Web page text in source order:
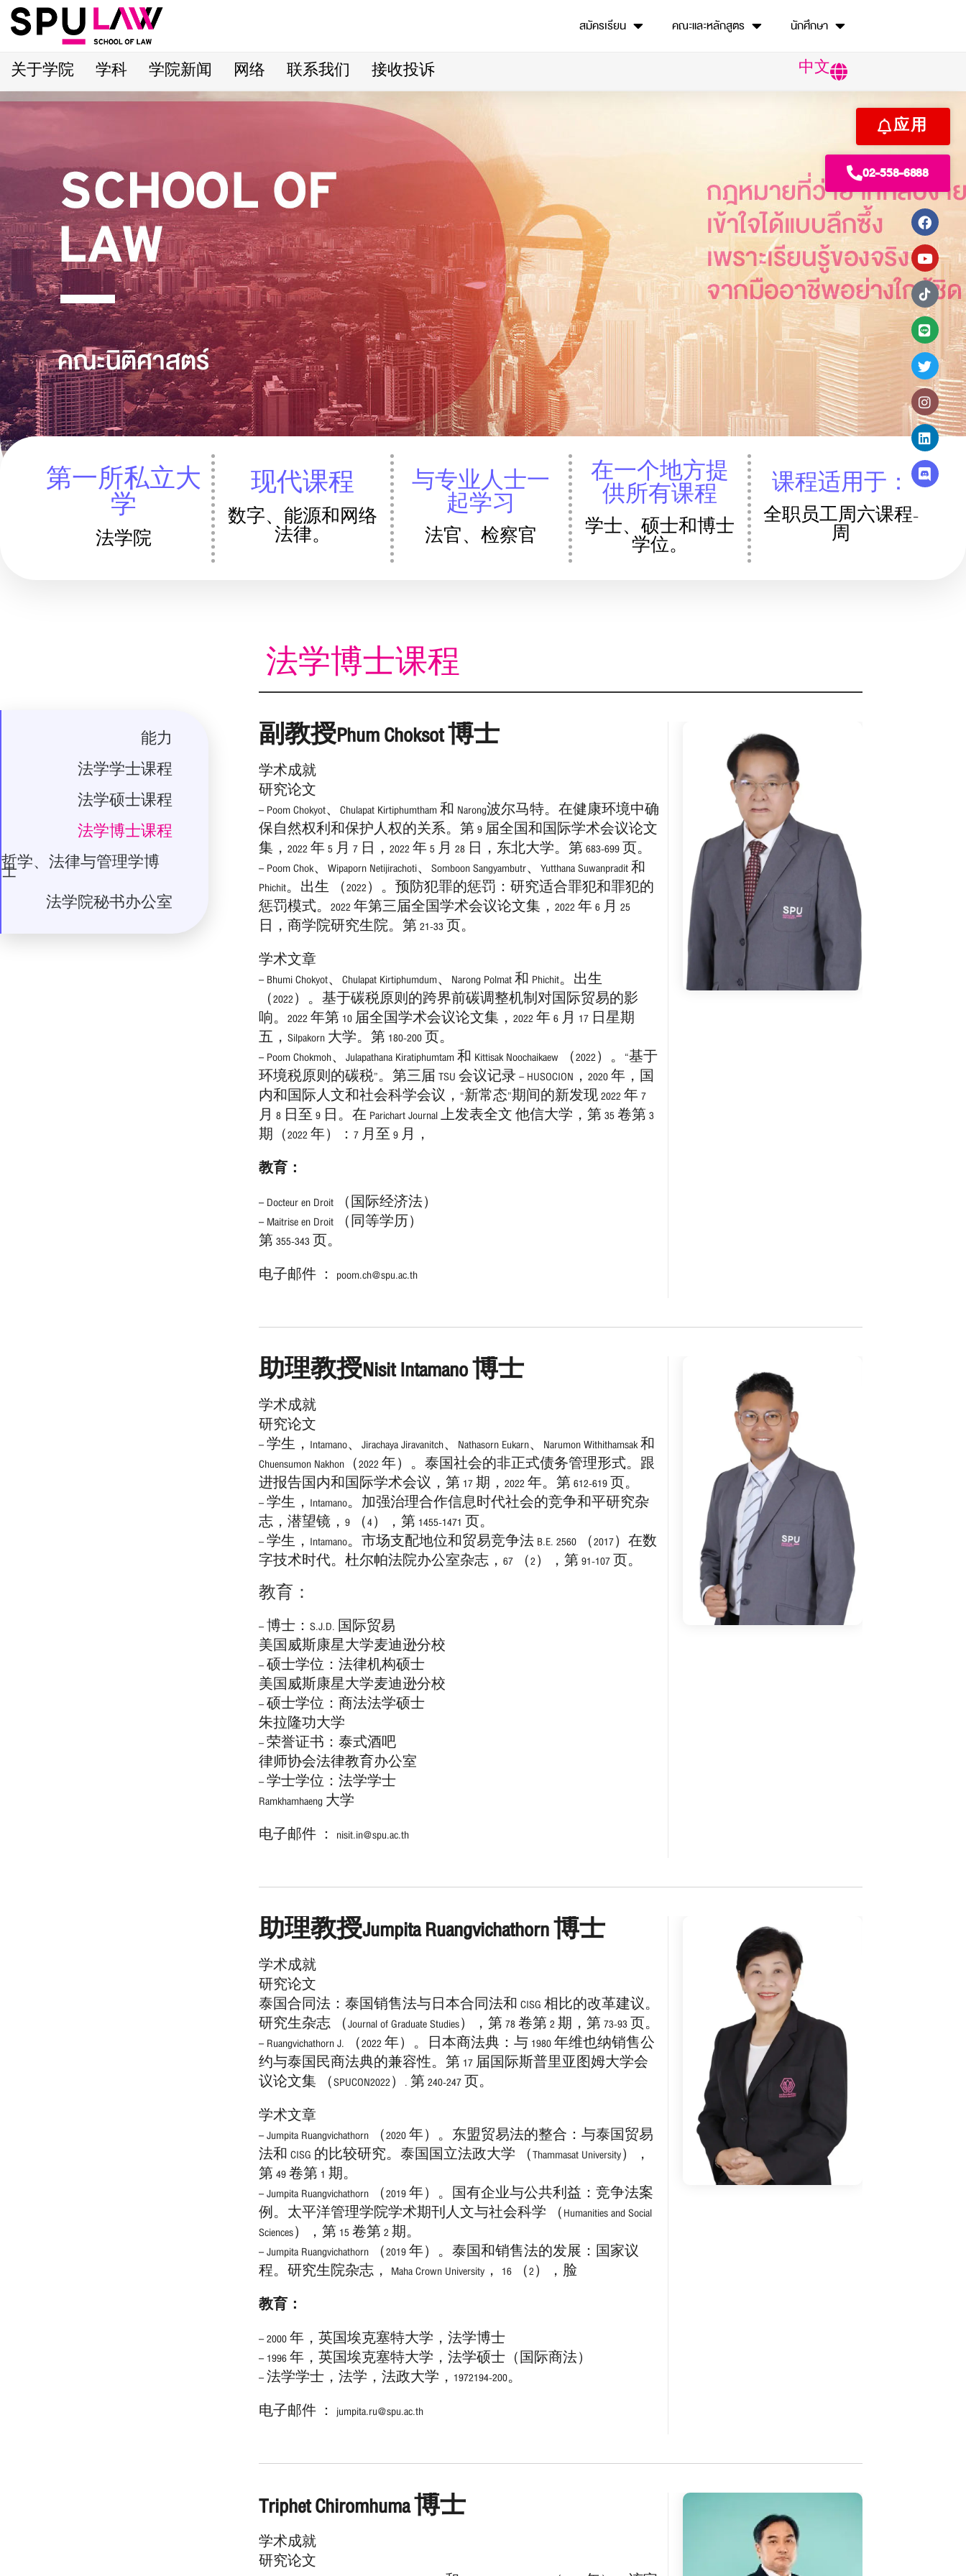
สมัครเรียน คณะและหลักสูตร นักศึกษา
关于学院 学科 学院新闻 网络 联系我们 接收投诉 中文
应用
02-558-6888
第一所私立大
学
法学院
现代课程
数字、能源和网络
法律。
与专业人士一
起学习
法官、检察官
在一个地方提
供所有课程
学士、硕士和博士
学位。
课程适用于：
全职员工周六课程-
周
能力
法学学士课程
法学硕士课程
法学博士课程
哲学、法律与管理学博
士
法学院秘书办公室
法学博士课程
副教授Phum Choksot 博士
学术成就
研究论文
– Poom Chokyot、Chulapat Kirtiphumtham 和 Narong波尔马特。在健康环境中确
保自然权利和保护人权的关系。第 9 届全国和国际学术会议论文
集，2022 年 5 月 7 日，2022 年 5 月 28 日，东北大学。第 683-699 页。
– Poom Chok、Wipaporn Netijirachoti、Somboon Sangyambutr、Yutthana Suwanpradit 和
Phichit。出生 （2022）。预防犯罪的惩罚：研究适合罪犯和罪犯的
惩罚模式。2022 年第三届全国学术会议论文集，2022 年 6 月 25
日，商学院研究生院。第 21-33 页。
学术文章
– Bhumi Chokyot、Chulapat Kirtiphumdum、Narong Polmat 和 Phichit。出生
（2022）。基于碳税原则的跨界前碳调整机制对国际贸易的影
响。2022 年第 10 届全国学术会议论文集，2022 年 6 月 17 日星期
五，Silpakorn 大学。第 180-200 页。
– Poom Chokmoh、Julapathana Kiratiphumtam 和 Kittisak Noochaikaew （2022）。“基于
环境税原则的碳税”。第三届 TSU 会议记录 – HUSOCION，2020 年，国
内和国际人文和社会科学会议，“新常态”期间的新发现 2022 年 7
月 8 日至 9 日。在 Parichart Journal 上发表全文 他信大学，第 35 卷第 3
期（2022 年）：7 月至 9 月，
教育：
– Docteur en Droit （国际经济法）
– Maitrise en Droit （同等学历）
第 355-343 页。
电子邮件 ： poom.ch@spu.ac.th
助理教授Nisit Intamano 博士
学术成就
研究论文
– 学生，Intamano、Jirachaya Jiravanitch、Nathasorn Eukarn、Narumon Withithamsak 和
Chuensumon Nakhon（2022 年）。泰国社会的非正式债务管理形式。跟
进报告国内和国际学术会议，第 17 期，2022 年。第 612-619 页。
– 学生，Intamano。加强治理合作信息时代社会的竞争和平研究杂
志，潜望镜，9 （4），第 1455-1471 页。
– 学生，Intamano。市场支配地位和贸易竞争法 B.E. 2560 （2017）在数
字技术时代。杜尔帕法院办公室杂志，67 （2），第 91-107 页。
教育：
– 博士：S.J.D. 国际贸易
美国威斯康星大学麦迪逊分校
– 硕士学位：法律机构硕士
美国威斯康星大学麦迪逊分校
– 硕士学位：商法法学硕士
朱拉隆功大学
– 荣誉证书：泰式酒吧
律师协会法律教育办公室
– 学士学位：法学学士
Ramkhamhaeng 大学
电子邮件 ： nisit.in@spu.ac.th
助理教授Jumpita Ruangvichathorn 博士
学术成就
研究论文
泰国合同法：泰国销售法与日本合同法和 CISG 相比的改革建议。
研究生杂志 （Journal of Graduate Studies），第 78 卷第 2 期，第 73-93 页。
– Ruangvichathorn J. （2022 年）。日本商法典：与 1980 年维也纳销售公
约与泰国民商法典的兼容性。第 17 届国际斯普里亚图姆大学会
议论文集 （SPUCON2022）. 第 240-247 页。
学术文章
– Jumpita Ruangvichathorn （2020 年）。东盟贸易法的整合：与泰国贸易
法和 CISG 的比较研究。泰国国立法政大学 （Thammasat University），
第 49 卷第 1 期。
– Jumpita Ruangvichathorn （2019 年）。国有企业与公共利益：竞争法案
例。太平洋管理学院学术期刊人文与社会科学 （Humanities and Social
Sciences），第 15 卷第 2 期。
– Jumpita Ruangvichathorn （2019 年）。泰国和销售法的发展：国家议
程。研究生院杂志， Maha Crown University， 16 （2），脸
教育：
– 2000 年，英国埃克塞特大学，法学博士
– 1996 年，英国埃克塞特大学，法学硕士（国际商法）
– 法学学士，法学，法政大学，1972194-200。
电子邮件 ： jumpita.ru@spu.ac.th
Triphet Chiromhuma 博士
学术成就
研究论文